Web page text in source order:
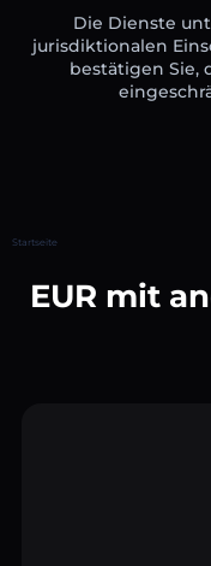
Die Dienste
jurisdiktionalen
bestätigen Sie,
Startseite
EUR mit